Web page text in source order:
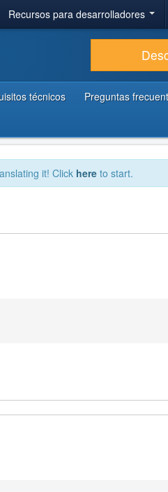
Recursos para desarrolladores
técnicos Preguntas
it! Click here to start.